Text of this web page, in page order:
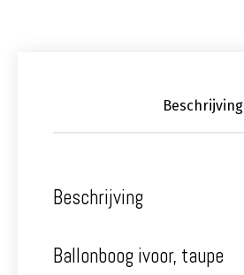
Beschrijving
Beschrijving
Ballonboog ivoor, taupe